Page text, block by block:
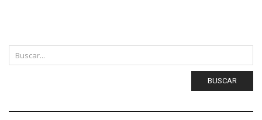
BUSCAR